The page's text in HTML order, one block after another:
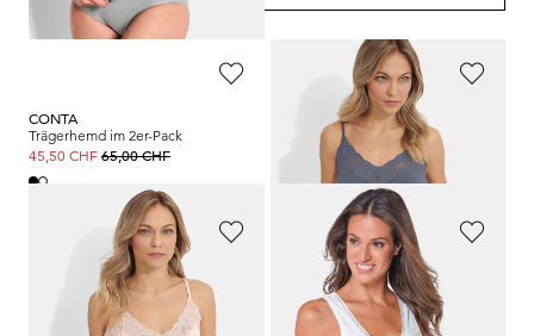
Artikel
CONTA
Trägerhemd im 2er-Pack
45,50 CHF 65,00 CHF
Trägerhemd mit Spitze im 2er-Pack
83,40 CHF 139,00 CHF
Trägerhemd im 2er-Pack
45,50 CHF65,00 CHF
55,19 CHF69,00 CHF